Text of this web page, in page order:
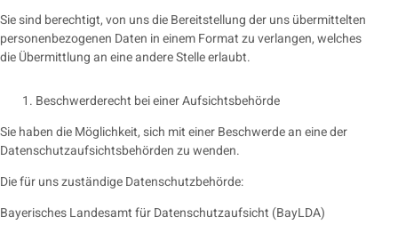
Sie sind berechtigt, von uns die Bereitstellung der uns übermittelten
personenbezogenen Daten in einem Format zu verlangen, welches
die Übermittlung an eine andere Stelle erlaubt.
Beschwerderecht bei einer Aufsichtsbehörde
Sie haben die Möglichkeit, sich mit einer Beschwerde an eine der
Datenschutzaufsichtsbehörden zu wenden.
Die für uns zuständige Datenschutzbehörde:
Bayerisches Landesamt für Datenschutzaufsicht (BayLDA)